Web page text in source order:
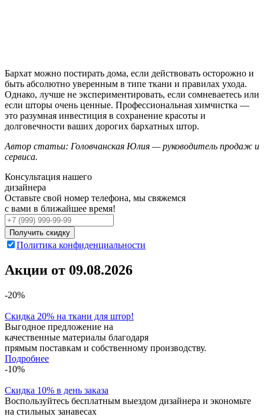
Бархат можно постирать дома, если действовать осторожно и
быть абсолютно уверенным в типе ткани и правилах ухода.
Однако, лучше не экспериментировать, если сомневаетесь или
если шторы очень ценные. Профессиональная химчистка —
это разумная инвестиция в сохранение красоты и
долговечности ваших дорогих бархатных штор.
Автор статьи: Головчанская Юлия — руководитель продаж и
сервиса.
Консультация нашего
дизайнера
Оставьте свой номер телефона, мы свяжемся
с вами в ближайшее время!
Получить скидку
Политика конфиденциальности
Акции от 09.08.2026
-20%
Скидка 20% на ткани для штор!
Выгодное предложение на
качественные материалы благодаря
прямым поставкам и собственному производству.
Подробнее
-10%
Скидка 10% в день заказа
Воспользуйтесь бесплатным выездом дизайнера и экономьте
на стильных занавесах